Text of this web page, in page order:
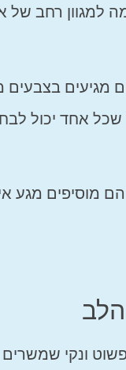
למגוון רחב של
מגיעים
שכל אחד יכול
מוסיפים מגע
ונקי